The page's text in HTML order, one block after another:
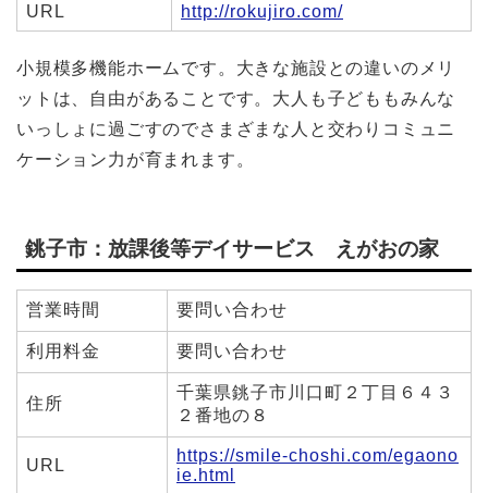
URL http://rokujiro.com/
小規模多機能ホームです。大きな施設との違いのメリ
ットは、自由があることです。大人も子どももみんな
いっしょに過ごすのでさまざまな人と交わりコミュニ
ケーション力が育まれます。
銚子市：放課後等デイサービス えがおの家
営業時間 要問い合わせ
利用料金 要問い合わせ
住所
千葉県銚子市川口町２丁目６４３
２番地の８
URL
https://smile-choshi.com/egaono
ie.html